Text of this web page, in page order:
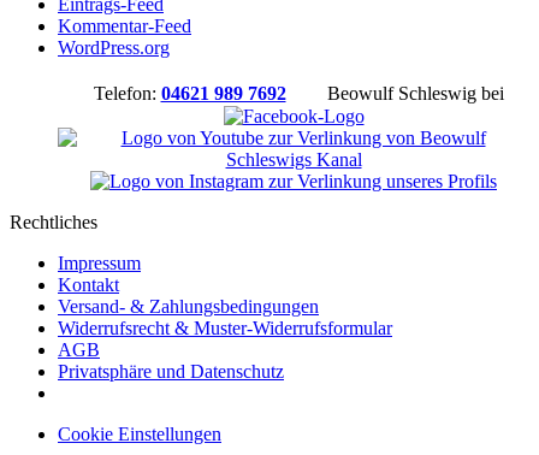
Kommentar-Feed
WordPress.org
Telefon: 04621 989 7692 Beowulf Schleswig bei
Rechtliches
Impressum
Kontakt
Versand- & Zahlungsbedingungen
Widerrufsrecht & Muster-Widerrufsformular
AGB
Privatsphäre und Datenschutz
Cookie Einstellungen